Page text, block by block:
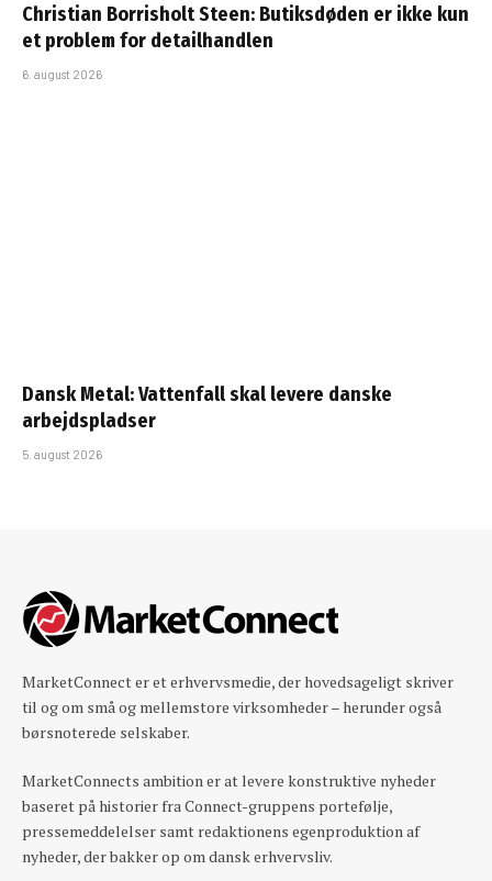
Christian Borrisholt Steen: Butiksdøden er ikke kun
et problem for detailhandlen
6. august 2026
Dansk Metal: Vattenfall skal levere danske
arbejdspladser
5. august 2026
MarketConnect er et erhvervsmedie, der hovedsageligt skriver
til og om små og mellemstore virksomheder – herunder også
børsnoterede selskaber.
MarketConnects ambition er at levere konstruktive nyheder
baseret på historier fra Connect-gruppens portefølje,
pressemeddelelser samt redaktionens egenproduktion af
nyheder, der bakker op om dansk erhvervsliv.